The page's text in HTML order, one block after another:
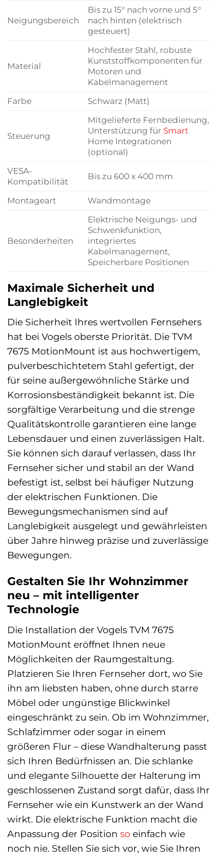
Neigungsbereich
Bis zu 15° nach vorne und 5°
nach hinten (elektrisch
gesteuert)
Material
Hochfester Stahl, robuste
Kunststoffkomponenten für
Motoren und
Kabelmanagement
Farbe
Schwarz (Matt)
Steuerung
Mitgelieferte Fernbedienung,
Unterstützung für Smart
Home Integrationen
(optional)
VESA-
Kompatibilität
Bis zu 600 x 400 mm
Montageart Wandmontage
Besonderheiten
Elektrische Neigungs- und
Schwenkfunktion,
integriertes
Kabelmanagement,
Speicherbare Positionen
Maximale Sicherheit und
Langlebigkeit
Die Sicherheit Ihres wertvollen Fernsehers
hat bei Vogels oberste Priorität. Die TVM
7675 MotionMount ist aus hochwertigem,
pulverbeschichtetem Stahl gefertigt, der
für seine außergewöhnliche Stärke und
Korrosionsbeständigkeit bekannt ist. Die
sorgfältige Verarbeitung und die strenge
Qualitätskontrolle garantieren eine lange
Lebensdauer und einen zuverlässigen Halt.
Sie können sich darauf verlassen, dass Ihr
Fernseher sicher und stabil an der Wand
befestigt ist, selbst bei häufiger Nutzung
der elektrischen Funktionen. Die
Bewegungsmechanismen sind auf
Langlebigkeit ausgelegt und gewährleisten
über Jahre hinweg präzise und zuverlässige
Bewegungen.
Gestalten Sie Ihr Wohnzimmer
neu – mit intelligenter
Technologie
Die Installation der Vogels TVM 7675
MotionMount eröffnet Ihnen neue
Möglichkeiten der Raumgestaltung.
Platzieren Sie Ihren Fernseher dort, wo Sie
ihn am liebsten haben, ohne durch starre
Möbel oder ungünstige Blickwinkel
eingeschränkt zu sein. Ob im Wohnzimmer,
Schlafzimmer oder sogar in einem
größeren Flur – diese Wandhalterung passt
sich Ihren Bedürfnissen an. Die schlanke
und elegante Silhouette der Halterung im
geschlossenen Zustand sorgt dafür, dass Ihr
Fernseher wie ein Kunstwerk an der Wand
wirkt. Die elektrische Funktion macht die
Anpassung der Position so einfach wie
noch nie. Stellen Sie sich vor, wie Sie Ihren